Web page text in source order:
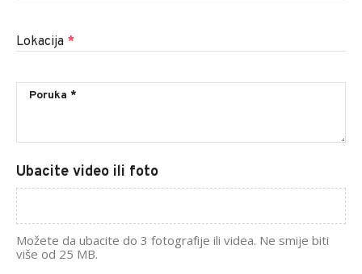
Lokacija *
Ubacite video ili foto
Možete da ubacite do 3 fotografije ili videa. Ne smije biti
više od 25 MB.